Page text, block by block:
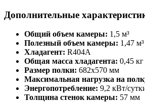
Дополнительные
Общий объем камеры: 1,5 м³
Полезный объем камеры: 1,47 м³
Хладагент: R404A
Общая масса хладагента: 0,45 кг
Размер полки: 682х570 мм
Максимальная нагрузка на
Энергопотребление: 9,2 кВт/
Толщина стенок камеры: 57 мм